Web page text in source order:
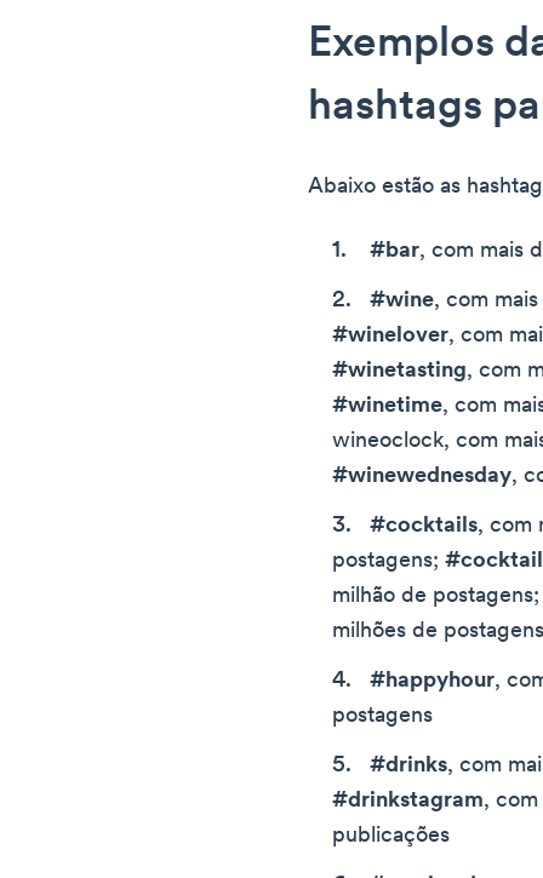
Exemplos
hashtags
Abaixo estão as
#bar, com mais
#wine, com
#winelover, com
#winetasting, com
#winetime, com
wineoclock, com
#winewednesday,
#cocktails, com
postagens;
milhão de
milhões de
#happyhour,
postagens
#drinks, com
#drinkstagram,
publicações